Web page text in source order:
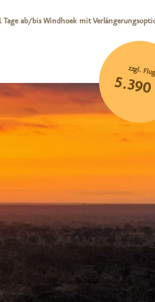
Tage ab/bis Windhoek mit
zzgl. Flug